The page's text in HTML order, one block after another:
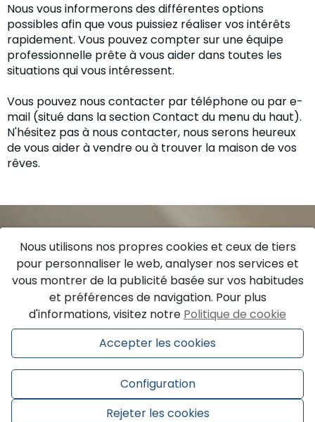
Nous vous informerons des différentes options
possibles afin que vous puissiez réaliser vos intérêts
rapidement. Vous pouvez compter sur une équipe
professionnelle prête à vous aider dans toutes les
situations qui vous intéressent.
Vous pouvez nous contacter par téléphone ou par e-
mail (situé dans la section Contact du menu du haut).
N'hésitez pas à nous contacter, nous serons heureux
de vous aider à vendre ou à trouver la maison de vos
rêves.
Nous utilisons nos propres cookies et ceux de tiers
pour personnaliser le web, analyser nos services et
vous montrer de la publicité basée sur vos habitudes
et préférences de navigation. Pour plus
d'informations, visitez notre Politique de cookie
Accepter les cookies
Configuration
Rejeter les cookies